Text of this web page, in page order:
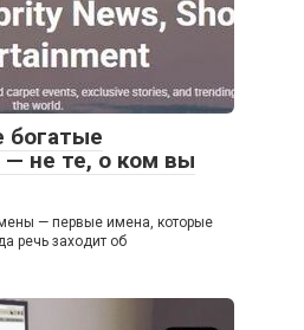
богатые
— не те, о ком вы
— первые имена, которые
речь заходит об